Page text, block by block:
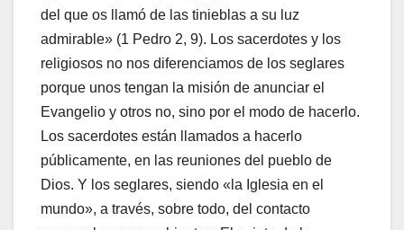
del que os llamó de las tinieblas a su luz
admirable» (1 Pedro 2, 9). Los sacerdotes y los
religiosos no nos diferenciamos de los seglares
porque unos tengan la misión de anunciar el
Evangelio y otros no, sino por el modo de hacerlo.
Los sacerdotes están llamados a hacerlo
públicamente, en las reuniones del pueblo de
Dios. Y los seglares, siendo «la Iglesia en el
mundo», a través, sobre todo, del contacto